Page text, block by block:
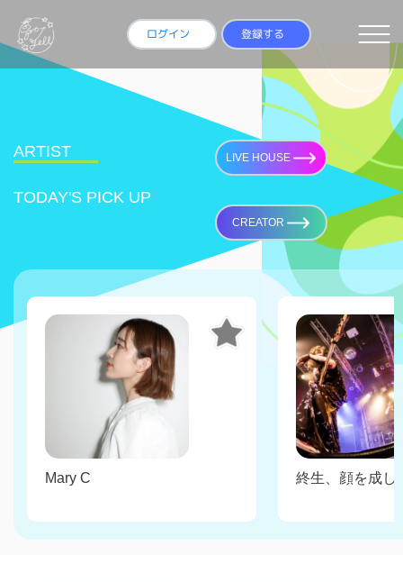
ログイン 登録する
ARTIST
TODAY'S PICK UP
LIVE HOUSE
CREATOR
Mary C 終生、顔を成し